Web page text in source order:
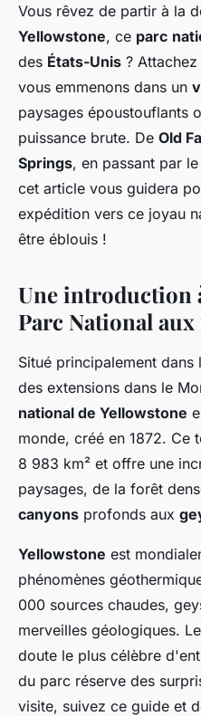
Vous rêvez de partir à la
Yellowstone, ce parc
des États-Unis ?
vous emmenons dans un
paysages époustouflants
puissance brute. De Old
Springs, en passant par le
cet article vous guidera
expédition vers ce joyau
être éblouis !
Une introduction
Parc National
Situé principalement
des extensions dans le
national de Yellowstone
monde, créé en 1872. Ce
8 983 km² et offre une
paysages, de la forêt
canyons profonds aux
Yellowstone est
phénomènes
000 sources chaudes,
merveilles géologiques. Le
doute le plus célèbre
du parc réserve des
visite, suivez ce guide et